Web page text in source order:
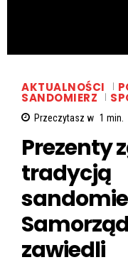
AKTUALNOŚCI
SANDOMIERZ
Przeczytasz w 1 min.
Prezenty
tradycją
zawiedli